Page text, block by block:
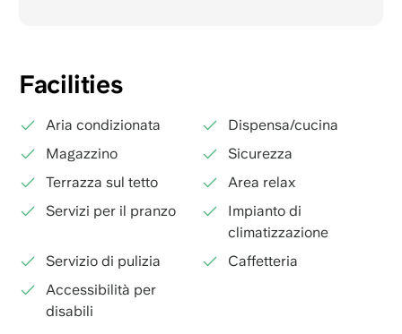
Facilities
Aria condizionata
Dispensa/cucina
Magazzino
Sicurezza
Terrazza sul tetto
Area relax
Servizi per il pranzo
Impianto di
climatizzazione
Servizio di pulizia
Caffetteria
Accessibilità per
disabili